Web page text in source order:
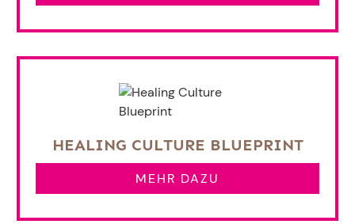
HEALING CULTURE BLUEPRINT
MEHR DAZU